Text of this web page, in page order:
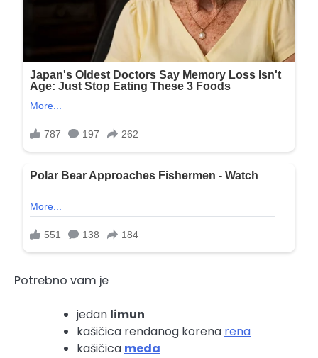
Potrebno vam je
jedan limun
kašičica rendanog korena rena
kašičica meda